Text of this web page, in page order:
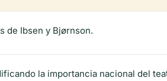
de Ibsen y Bjørnson.
la importancia nacional del